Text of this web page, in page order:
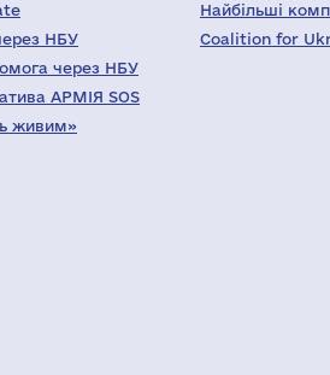
НБУ
через НБУ
АРМІЯ SOS
живим»
Найбільші
Coalition for